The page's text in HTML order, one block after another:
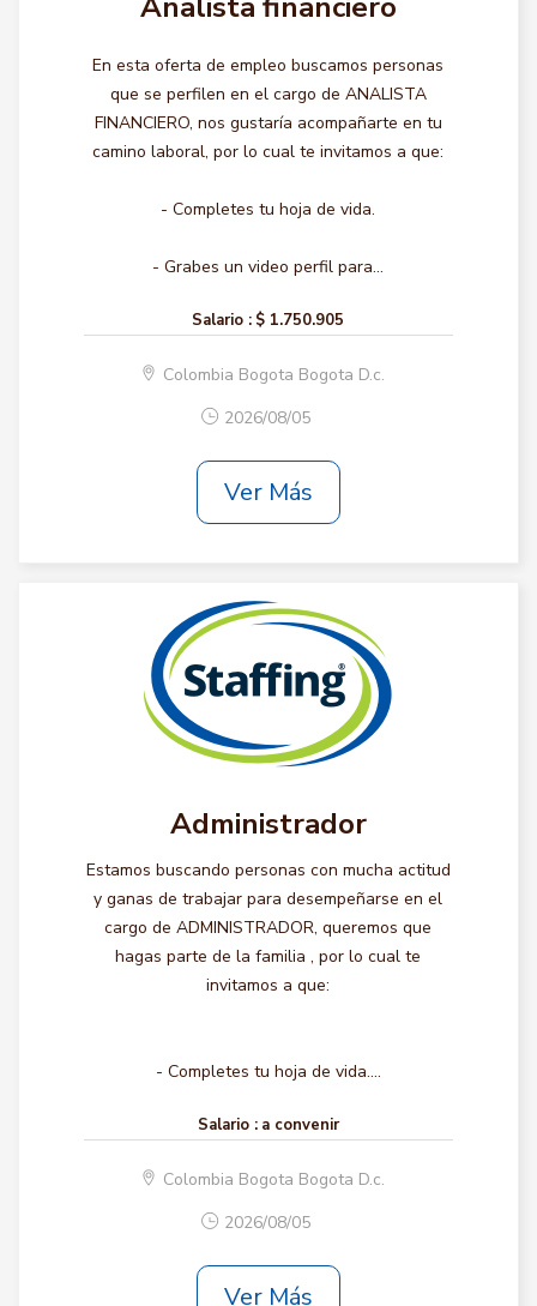
En esta oferta de empleo buscamos personas
que se perfilen en el cargo de ANALISTA
FINANCIERO, nos gustaría acompañarte en tu
camino laboral, por lo cual te invitamos a que:
- Completes tu hoja de vida.
- Grabes un video perfil para...
Salario : $ 1.750.905
Colombia Bogota Bogota D.c.
2026/08/05
Ver Más
Administrador
Estamos buscando personas con mucha actitud
y ganas de trabajar para desempeñarse en el
cargo de ADMINISTRADOR, queremos que
hagas parte de la familia , por lo cual te
invitamos a que:
- Completes tu hoja de vida....
Salario : a convenir
Colombia Bogota Bogota D.c.
2026/08/05
Ver Más